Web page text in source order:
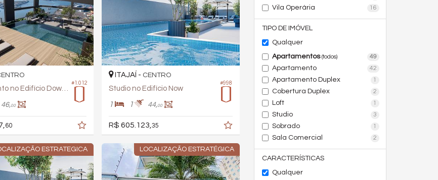
Vila Operária 16
TIPO DE IMÓVEL
Qualquer
Apartamentos(todos) 49
Apartamento 42
Apartamento Duplex 1
Cobertura Duplex 2
Loft 1
Studio 3
Sobrado 1
Sala Comercial 2
CARACTERÍSTICAS
Qualquer
#1.012
Apartamento no Edifício Down Town
46,00
60
#998
ITAJAÍ - CENTRO
Studio no Edifício Now
1 1 44,00
R$ 605.123, 35
ESTRATEGICA LOCALIZAÇÃO ESTRATÉGICA